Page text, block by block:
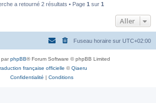
a retourné 2 résultats • Page 1 sur 1
Aller
Fuseau horaire sur UTC+02:00
parphpBB® Forum Software © phpBB Limited
française officielle ©Qiaeru
Confidentialité | Conditions